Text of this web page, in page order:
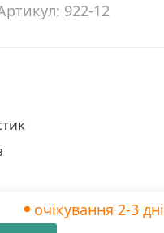
922-12
очікування 2-3 дні